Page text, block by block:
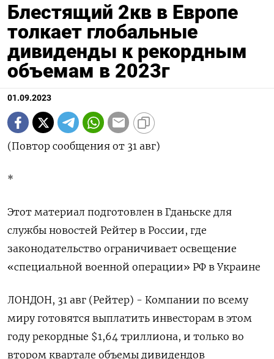
Блестящий 2кв в Европе
толкает глобальные
дивиденды к рекордным
объемам в 2023г
01.09.2023
(Повтор сообщения от 31 авг)
*
Этот материал подготовлен в Гданьске для
службы новостей Рейтер в России, где
законодательство ограничивает освещение
«специальной военной операции» РФ в Украине
ЛОНДОН, 31 авг (Рейтер) - Компании по всему
миру готовятся выплатить инвесторам в этом
году рекордные $1,64 триллиона, и только во
втором квартале объемы дивидендов